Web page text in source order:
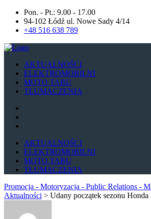
Pon. - Pt.: 9.00 - 17.00
94-102 Łódź ul. Nowe Sady 4/14
+48 516 638 789
AKTUALNOŚCI
ELEKTROMOBILNI
MOTO TABU
TŁUMACZENIA
AKTUALNOŚCI
ELEKTROMOBILNI
MOTO TABU
TŁUMACZENIA
Promocja - Motoryzacja - Public Relations -
Aktualności > Udany początek sezonu